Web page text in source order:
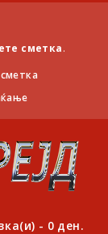
сметка.
- 0 ден.